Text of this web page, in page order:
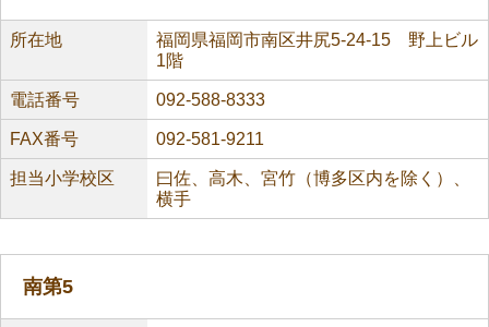
所在地
福岡県福岡市南区井尻5-24-15 野上ビル
1階
電話番号 092-588-8333
FAX番号 092-581-9211
担当小学校区
曰佐、高木、宮竹（博多区内を除く）、
横手
南第5